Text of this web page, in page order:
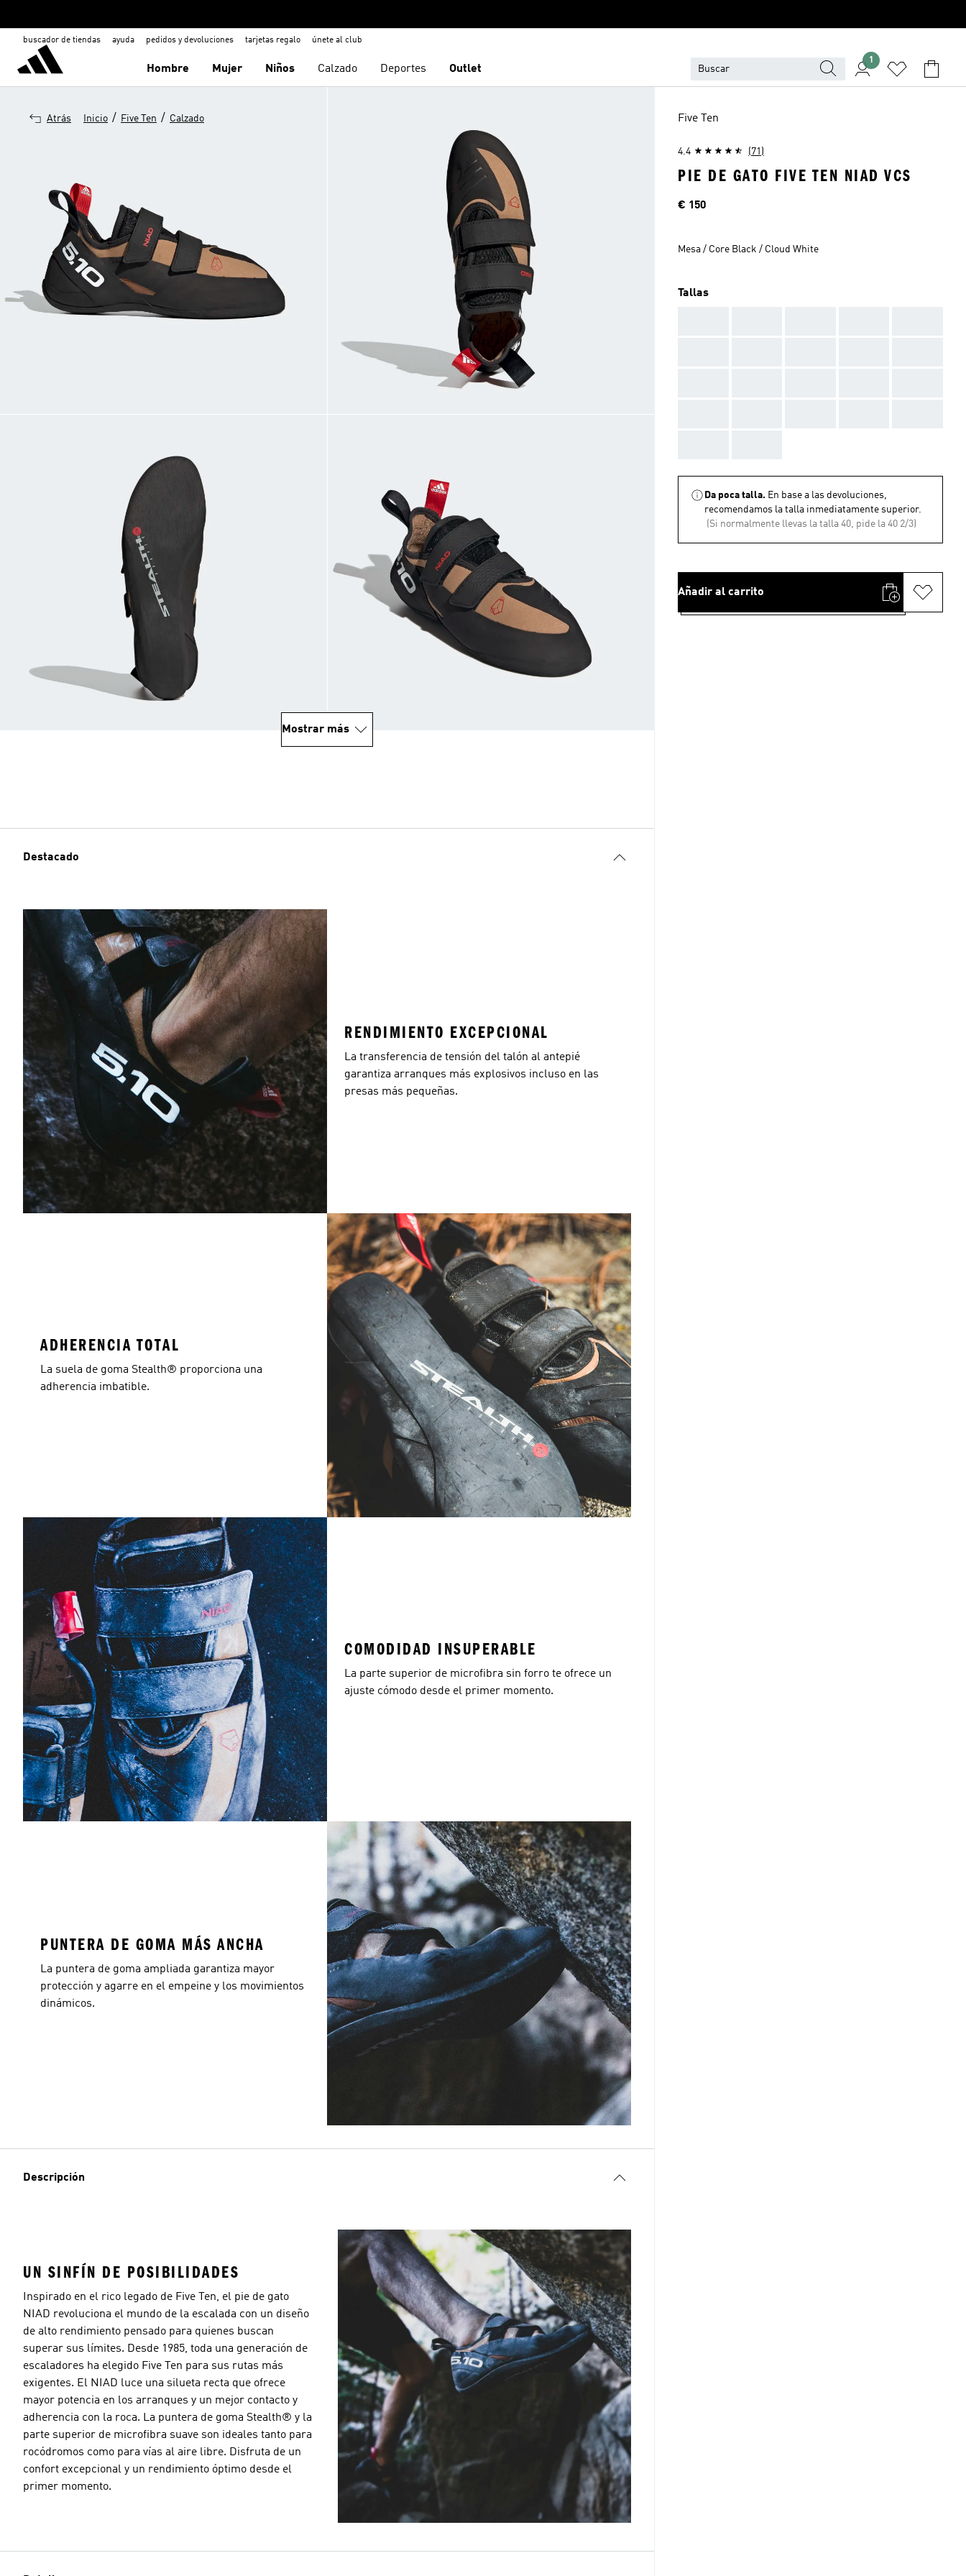
buscador de tiendas ayuda pedidos y devoluciones tarjetas regalo únete al club
Hombre Mujer Niños Calzado Deportes Outlet
1
Atrás Inicio / Five Ten / Calzado
Mostrar más
Destacado
RENDIMIENTO EXCEPCIONAL
La transferencia de tensión del talón al antepié
garantiza arranques más explosivos incluso en las
presas más pequeñas.
ADHERENCIA TOTAL
La suela de goma Stealth® proporciona una
adherencia imbatible.
COMODIDAD INSUPERABLE
La parte superior de microfibra sin forro te ofrece un
ajuste cómodo desde el primer momento.
PUNTERA DE GOMA MÁS ANCHA
La puntera de goma ampliada garantiza mayor
protección y agarre en el empeine y los movimientos
dinámicos.
Descripción
UN SINFÍN DE POSIBILIDADES
Inspirado en el rico legado de Five Ten, el pie de gato
NIAD revoluciona el mundo de la escalada con un diseño
de alto rendimiento pensado para quienes buscan
superar sus límites. Desde 1985, toda una generación de
escaladores ha elegido Five Ten para sus rutas más
exigentes. El NIAD luce una silueta recta que ofrece
mayor potencia en los arranques y un mejor contacto y
adherencia con la roca. La puntera de goma Stealth® y la
parte superior de microfibra suave son ideales tanto para
rocódromos como para vías al aire libre. Disfruta de un
confort excepcional y un rendimiento óptimo desde el
primer momento.
Five Ten
4.4 (71)
PIE DE GATO FIVE TEN NIAD VCS
Precio
€ 150
Mesa / Core Black / Cloud White
Tallas
Da poca talla. En base a las devoluciones,
recomendamos la talla inmediatamente superior.
(Si normalmente llevas la talla 40, pide la 40 2/3)
Añadir al carrito